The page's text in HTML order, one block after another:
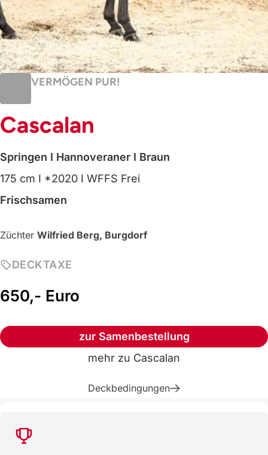
VERMÖGEN PUR!
Cascalan
Springen I Hannoveraner I Braun
175 cm I *2020 I WFFS Frei
Frischsamen
Züchter Wilfried Berg, Burgdorf
DECKTAXE
650,- Euro
zur Samenbestellung
mehr zu Cascalan
Deckbedingungen